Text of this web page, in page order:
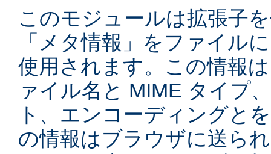
このモジュールは拡張子
「メタ情報」をファイル
使用されます。この情報
ァイル名と MIME タイプ
ト、エンコーディングと
の情報はブラウザに送ら